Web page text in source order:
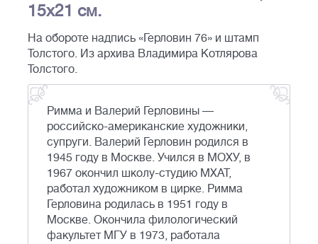
15х21 см.
На обороте надпись «Герловин 76» и штамп
Толстого. Из архива Владимира Котлярова
Толстого.
Римма и Валерий Герловины —
российско-американские художники,
супруги. Валерий Герловин родился в
1945 году в Москве. Учился в МОХУ, в
1967 окончил школу-студию МХАТ,
работал художником в цирке. Римма
Герловина родилась в 1951 году в
Москве. Окончила филологический
факультет МГУ в 1973, работала